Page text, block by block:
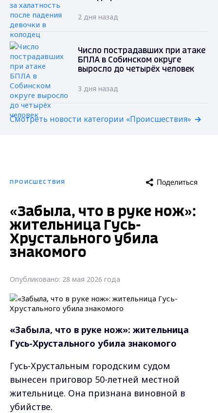
2 дня назад
Число пострадавших при атаке
БПЛА в Собинском округе
выросло до четырёх человек
3 дня назад
Смотреть новости категории «Происшествия»
ПРОИСШЕСТВИЯ Поделиться
«Забыла, что в руке нож»:
жительница Гусь-
Хрустального убила
знакомого
Опубликовано: 28 мая 2026 года
«Забыла, что в руке нож»: жительница
Гусь-Хрустального убила знакомого
Гусь-Хрустальным городским судом
вынесен приговор 50-летней местной
жительнице. Она признана виновной в
убийстве.